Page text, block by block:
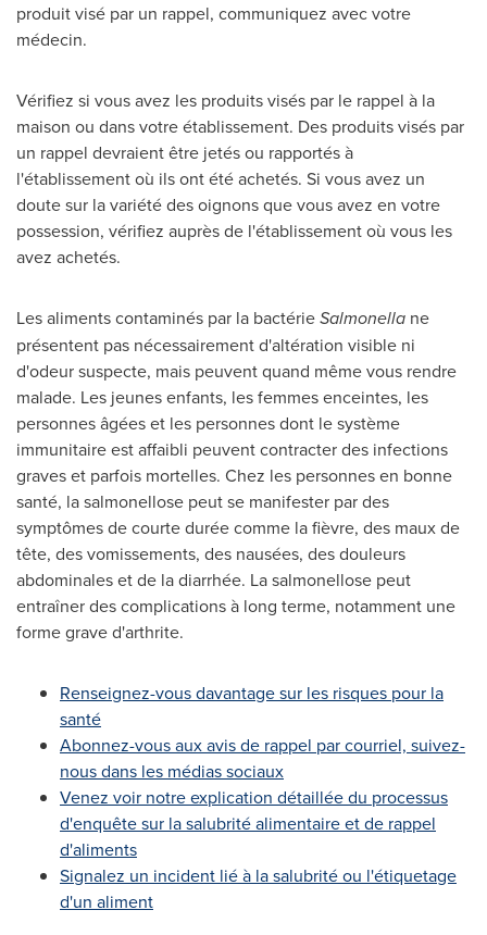
produit visé par un rappel, communiquez avec votre
médecin.
Vérifiez si vous avez les produits visés par le rappel à la
maison ou dans votre établissement. Des produits visés par
un rappel devraient être jetés ou rapportés à
l'établissement où ils ont été achetés. Si vous avez un
doute sur la variété des oignons que vous avez en votre
possession, vérifiez auprès de l'établissement où vous les
avez achetés.
Les aliments contaminés par la bactérieSalmonella ne
présentent pas nécessairement d'altération visible ni
d'odeur suspecte, mais peuvent quand même vous rendre
malade. Les jeunes enfants, les femmes enceintes, les
personnes âgées et les personnes dont le système
immunitaire est affaibli peuvent contracter des infections
graves et parfois mortelles. Chez les personnes en bonne
santé, la salmonellose peut se manifester par des
symptômes de courte durée comme la fièvre, des maux de
tête, des vomissements, des nausées, des douleurs
abdominales et de la diarrhée. La salmonellose peut
entraîner des complications à long terme, notamment une
forme grave d'arthrite.
Renseignez-vous davantage sur les risques pour la
santé
Abonnez-vous aux avis de rappel par courriel, suivez-
nous dans les médias sociaux
Venez voir notre explication détaillée du processus
d'enquête sur la salubrité alimentaire et de rappel
d'aliments
Signalez un incident lié à la salubrité ou l'étiquetage
d'un aliment